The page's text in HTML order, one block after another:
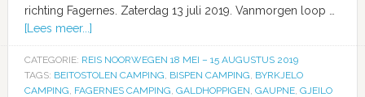
richting Fagernes. Zaterdag 13 juli 2019. Vanmorgen loop …
[Lees meer...]
CATEGORIE: REIS NOORWEGEN 18 MEI – 15 AUGUSTUS 2019
TAGS: BEITOSTOLEN CAMPING, BISPEN CAMPING, BYRKJELO
CAMPING, FAGERNES CAMPING, GALDHOPPIGEN, GAUPNE, GJEILO